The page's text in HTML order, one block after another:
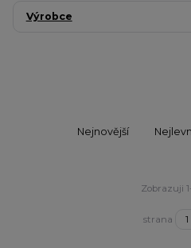
Výrobce
Nejnovější
Zobrazuji
strana